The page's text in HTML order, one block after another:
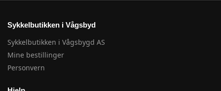
Sykkelbutikken i Vågsbyd
Sykkelbutikken i Vågsbygd AS
Mine bestillinger
Personvern